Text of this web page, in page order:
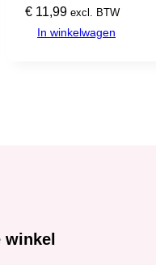
€ 11,99 excl. BTW
In winkelwagen
winkel